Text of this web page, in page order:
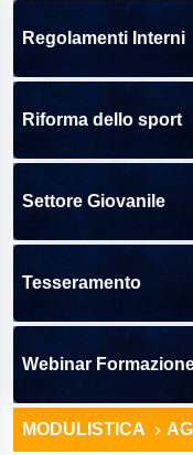
Regolamenti Interni
Riforma dello sport
Settore Giovanile
Tesseramento
Webinar
MODULISTICA